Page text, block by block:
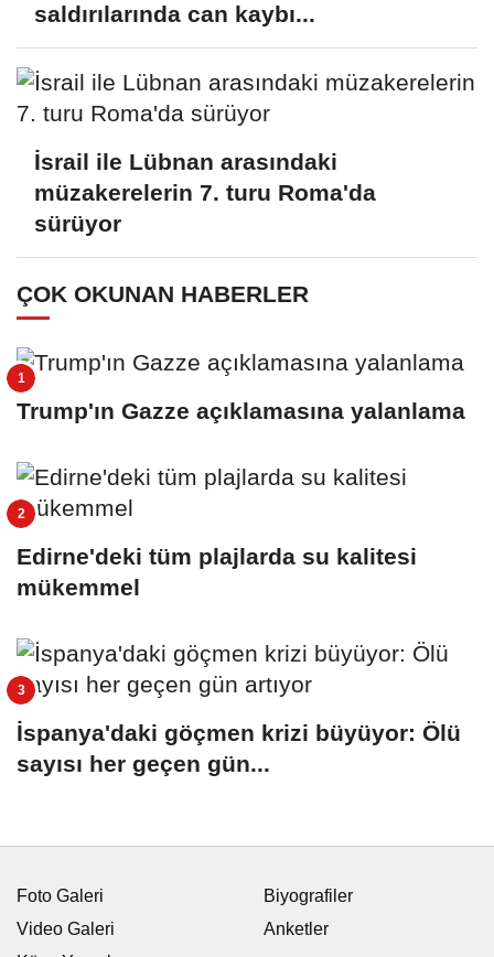
saldırılarında can kaybı...
İsrail ile Lübnan arasındaki
müzakerelerin 7. turu Roma'da
sürüyor
ÇOK OKUNAN HABERLER
Trump'ın Gazze açıklamasına yalanlama
Edirne'deki tüm plajlarda su kalitesi
mükemmel
İspanya'daki göçmen krizi büyüyor: Ölü
sayısı her geçen gün...
Foto Galeri
Video Galeri
Biyografiler
Anketler